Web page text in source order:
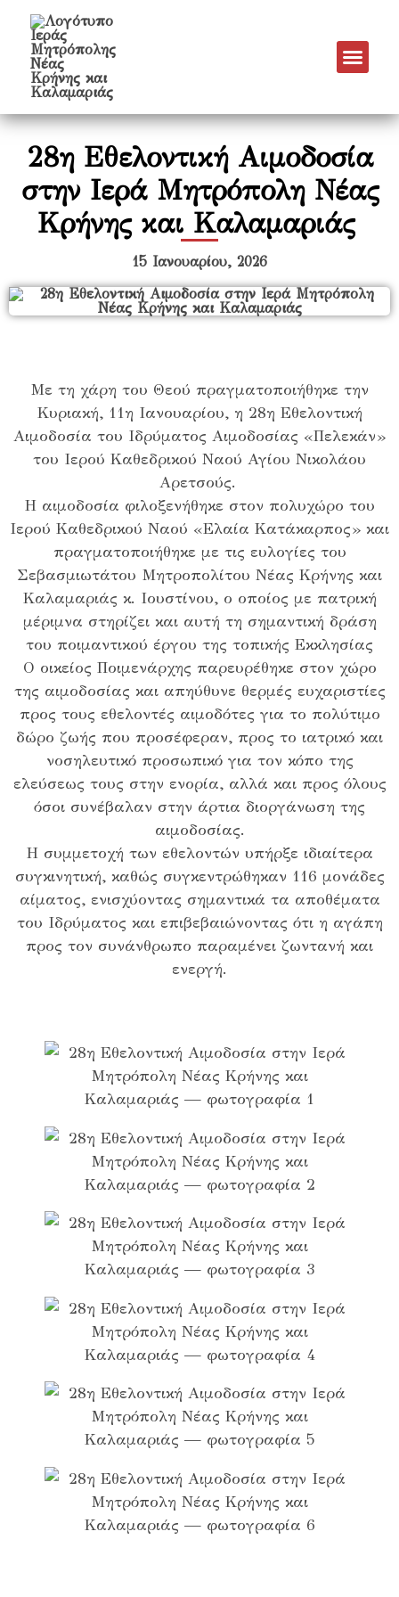
28η Εθελοντική Αιμοδοσία
στην Ιερά Μητρόπολη Νέας
Κρήνης και Καλαμαριάς
15 Ιανουαρίου, 2026
Με τη χάρη του Θεού πραγματοποιήθηκε την
Κυριακή, 11η Ιανουαρίου, η 28η Εθελοντική
Αιμοδοσία του Ιδρύματος Αιμοδοσίας «Πελεκάν»
του Ιερού Καθεδρικού Ναού Αγίου Νικολάου
Αρετσούς.
Η αιμοδοσία φιλοξενήθηκε στον πολυχώρο του
Ιερού Καθεδρικού Ναού «Ελαία Κατάκαρπος» και
πραγματοποιήθηκε με τις ευλογίες του
Σεβασμιωτάτου Μητροπολίτου Νέας Κρήνης και
Καλαμαριάς κ. Ιουστίνου, ο οποίος με πατρική
μέριμνα στηρίζει και αυτή τη σημαντική δράση
του ποιμαντικού έργου της τοπικής Εκκλησίας
Ο οικείος Ποιμενάρχης παρευρέθηκε στον χώρο
της αιμοδοσίας και απηύθυνε θερμές ευχαριστίες
προς τους εθελοντές αιμοδότες για το πολύτιμο
δώρο ζωής που προσέφεραν, προς το ιατρικό και
νοσηλευτικό προσωπικό για τον κόπο της
ελεύσεως τους στην ενορία, αλλά και προς όλους
όσοι συνέβαλαν στην άρτια διοργάνωση της
αιμοδοσίας.
Η συμμετοχή των εθελοντών υπήρξε ιδιαίτερα
συγκινητική, καθώς συγκεντρώθηκαν 116 μονάδες
αίματος, ενισχύοντας σημαντικά τα αποθέματα
του Ιδρύματος και επιβεβαιώνοντας ότι η αγάπη
προς τον συνάνθρωπο παραμένει ζωντανή και
ενεργή.